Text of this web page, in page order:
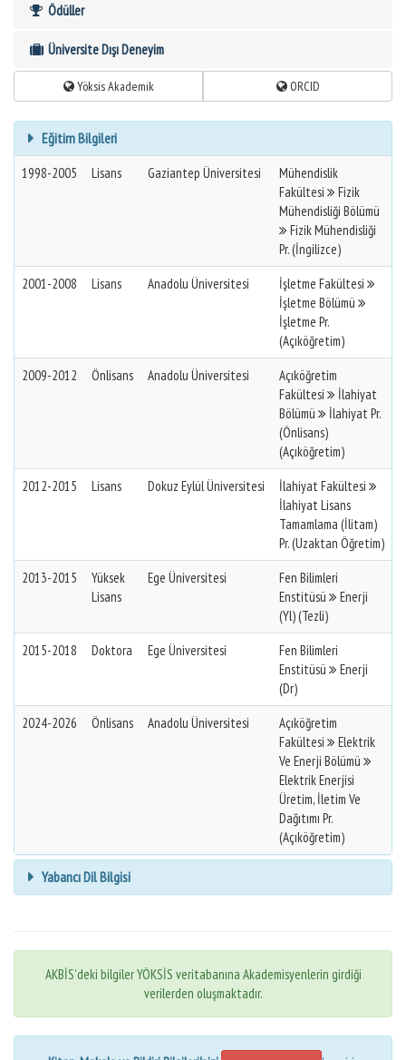
Ödüller
Üniversite Dışı Deneyim
Yöksis Akademik ORCID
Eğitim Bilgileri
1998-2005 Lisans Gaziantep Üniversitesi
Mühendislik
Fakültesi
Fizik
Mühendisliği Bölümü
Fizik Mühendisliği
Pr. (İngilizce)
2001-2008
Lisans Anadolu Üniversitesi
İşletme Fakültesi
İşletme Bölümü
İşletme Pr.
(Açıköğretim)
2009-2012
Önlisans Anadolu Üniversitesi
Açıköğretim
Fakültesi
İlahiyat
Bölümü
İlahiyat Pr.
(Önlisans)
(Açıköğretim)
2012-2015
Lisans Dokuz Eylül Üniversitesi
İlahiyat Fakültesi
İlahiyat Lisans
Tamamlama (İlitam)
Pr. (Uzaktan Öğretim)
2013-2015
Yüksek
Lisans
Ege Üniversitesi
Fen Bilimleri
Enstitüsü
Enerji
(Yl) (Tezli)
2015-2018
Doktora Ege Üniversitesi
Fen Bilimleri
Enstitüsü
Enerji
(Dr)
2024-2026
Önlisans Anadolu Üniversitesi
Açıköğretim
Fakültesi
Elektrik
Ve Enerji Bölümü
Elektrik Enerjisi
Üretim, İletim Ve
Dağıtımı Pr.
(Açıköğretim)
Yabancı Dil Bilgisi
AKBİS'deki bilgiler YÖKSİS veritabanına Akademisyenlerin girdiği
verilerden oluşmaktadır.